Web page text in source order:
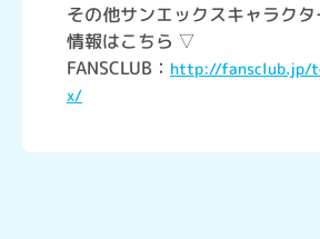
その他サンエックスキャラク
情報はこちら ▽
FANSCLUB： http://fansclub.jp/
x/